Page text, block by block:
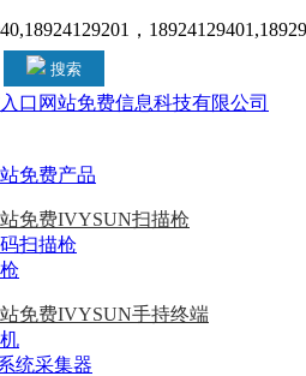
，
搜索
免费产品
免费IVYSUN扫描枪
扫描枪
免费IVYSUN手持终端
统采集器